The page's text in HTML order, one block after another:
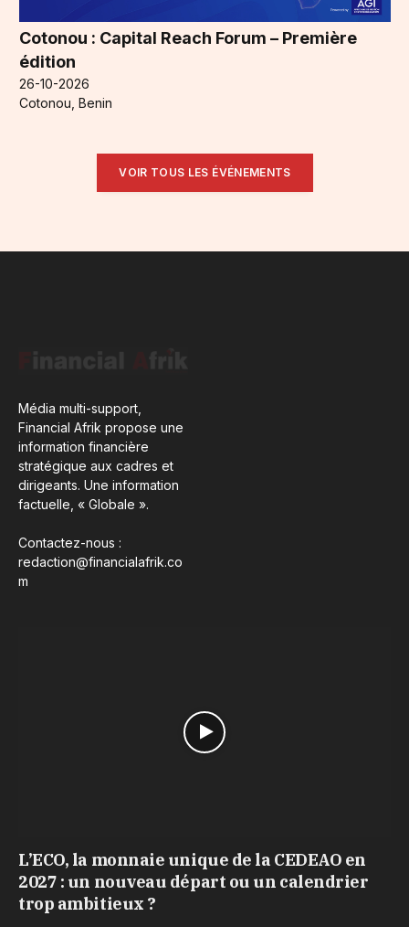
Cotonou : Capital Reach Forum – Première
édition
26-10-2026
Cotonou, Benin
VOIR TOUS LES ÉVÉNEMENTS
Média multi-support,
Financial Afrik propose une
information financière
stratégique aux cadres et
dirigeants. Une information
factuelle, « Globale ».
Contactez-nous :
redaction@financialafrik.co
m
L’ECO, la monnaie unique de la CEDEAO en
2027 : un nouveau départ ou un calendrier
trop ambitieux ?